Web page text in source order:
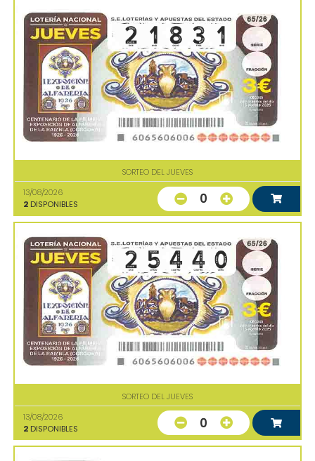
SORTEO DEL JUEVES
13/08/2026
2 DISPONIBLES 0
SORTEO DEL JUEVES
13/08/2026
2 DISPONIBLES 0